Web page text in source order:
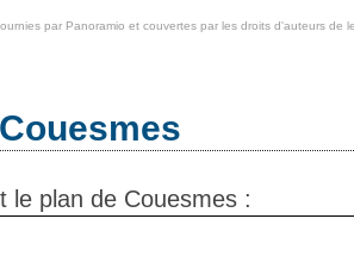
par Panoramio et couvertes par les droits d'auteurs de
le plan de Couesmes :